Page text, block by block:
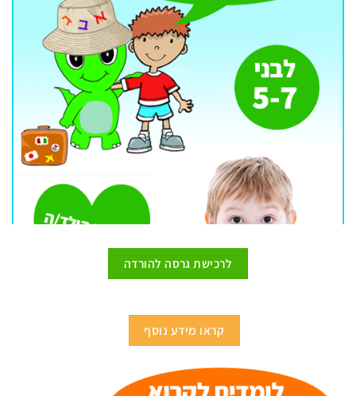
לרכישת גרסה להורדה
קראו מידע נוסף